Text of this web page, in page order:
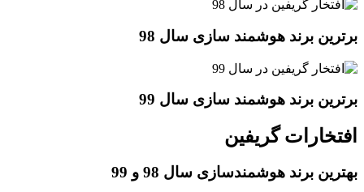
برترین برند هوشمند سازی سال 98
برترین برند هوشمند سازی سال 99
افتخارات گریفین
بهترین برند هوشمندسازی سال 98 و 99